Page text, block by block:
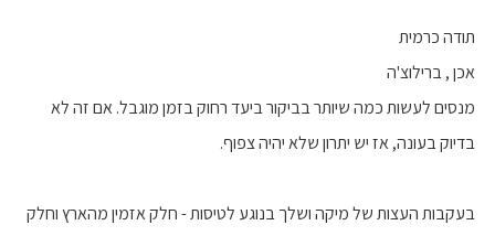
תודה כרמית
אכן , ברילוצ'ה
מנסים לעשות כמה שיותר בביקור ביעד רחוק בזמן מוגבל. אם זה לא
בדיוק בעונה, אז יש יתרון שלא יהיה צפוף.
בעקבות העצות של מיקה ושלך בנוגע לטיסות - חלק אזמין מהארץ וחלק